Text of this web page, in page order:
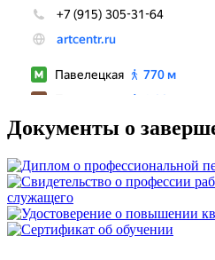
Документы о